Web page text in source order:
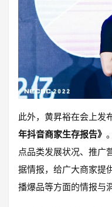
此外，黄昇裕在会上发
年抖音商家生存报告》
点品类发展状况、推广
据情报，给广大商家提
播爆品等方面的情报与